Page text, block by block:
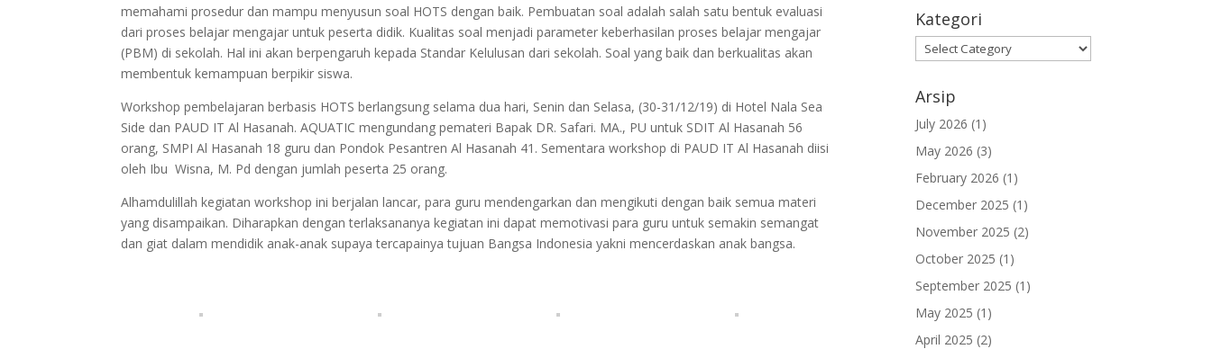
memahami prosedur dan mampu menyusun soal HOTS dengan baik. Pembuatan soal adalah salah satu bentuk evaluasi
dari proses belajar mengajar untuk peserta didik. Kualitas soal menjadi parameter keberhasilan proses belajar mengajar
(PBM) di sekolah. Hal ini akan berpengaruh kepada Standar Kelulusan dari sekolah. Soal yang baik dan berkualitas akan
membentuk kemampuan berpikir siswa.
Workshop pembelajaran berbasis HOTS berlangsung selama dua hari, Senin dan Selasa, (30-31/12/19) di Hotel Nala Sea
Side dan PAUD IT Al Hasanah. AQUATIC mengundang pemateri Bapak DR. Safari. MA., PU untuk SDIT Al Hasanah 56
orang, SMPI Al Hasanah 18 guru dan Pondok Pesantren Al Hasanah 41. Sementara workshop di PAUD IT Al Hasanah diisi
oleh Ibu Wisna, M. Pd dengan jumlah peserta 25 orang.
Alhamdulillah kegiatan workshop ini berjalan lancar, para guru mendengarkan dan mengikuti dengan baik semua materi
yang disampaikan. Diharapkan dengan terlaksananya kegiatan ini dapat memotivasi para guru untuk semakin semangat
dan giat dalam mendidik anak-anak supaya tercapainya tujuan Bangsa Indonesia yakni mencerdaskan anak bangsa.
Kategori
Kategori
Arsip
July 2026 (1)
May 2026 (3)
February 2026 (1)
December 2025 (1)
November 2025 (2)
October 2025 (1)
September 2025 (1)
May 2025 (1)
April 2025 (2)